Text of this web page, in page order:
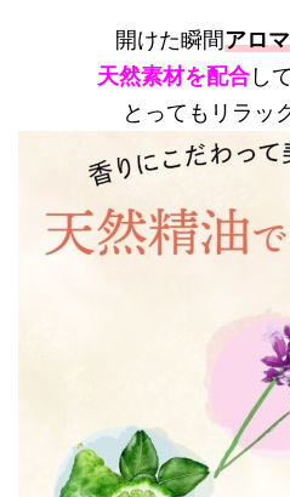
開けた瞬間アロ
天然素材を配合し
とってもリラッ